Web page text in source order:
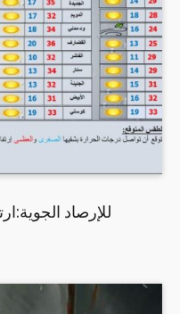
للإرصاد